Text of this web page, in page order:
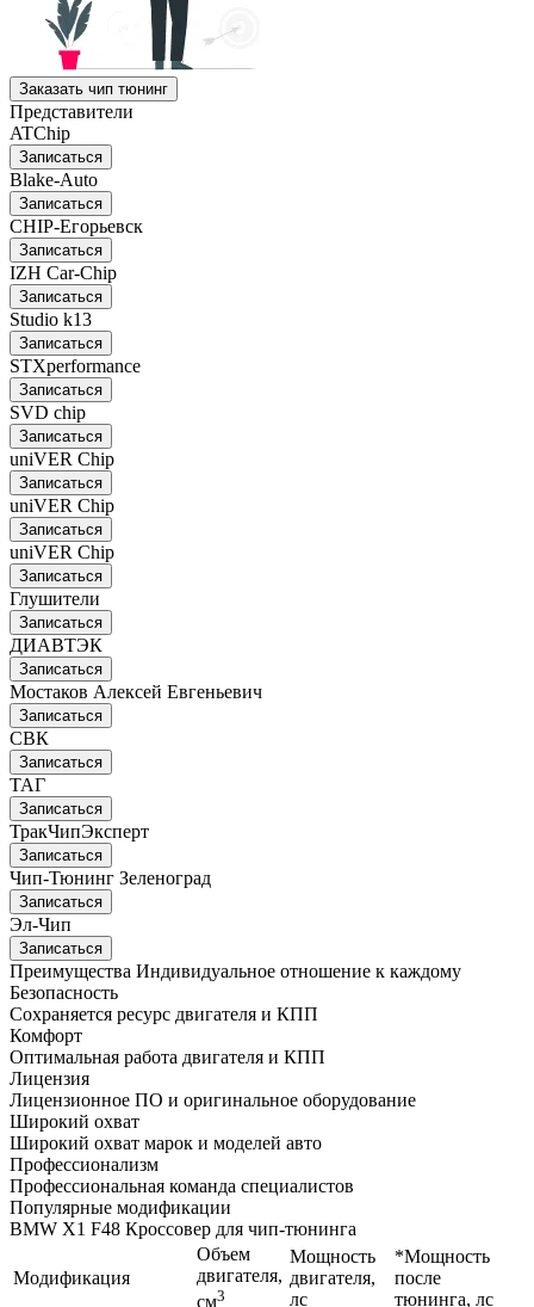
Заказать чип тюнинг
Представители
ATChip
Записаться
Blake-Auto
Записаться
CHIP-Егорьевск
Записаться
IZH Car-Chip
Записаться
Studio k13
Записаться
STXperformance
Записаться
SVD chip
Записаться
uniVER Chip
Записаться
uniVER Chip
Записаться
uniVER Chip
Записаться
Глушители
Записаться
ДИАВТЭК
Записаться
Мостаков Алексей Евгеньевич
Записаться
СВК
Записаться
ТАГ
Записаться
ТракЧипЭксперт
Записаться
Чип-Тюнинг Зеленоград
Записаться
Эл-Чип
Записаться
Преимущества Индивидуальное отношение к каждому
Безопасность
Сохраняется ресурс двигателя и КПП
Комфорт
Оптимальная работа двигателя и КПП
Лицензия
Лицензионное ПО и оригинальное оборудование
Широкий охват
Широкий охват марок и моделей авто
Профессионализм
Профессиональная команда специалистов
Популярные модификации
BMW X1 F48 Кроссовер для чип-тюнинга
Модификация
Объем
двигателя,
см3
Мощность
двигателя,
лс
*Мощность
после
тюнинга, лс